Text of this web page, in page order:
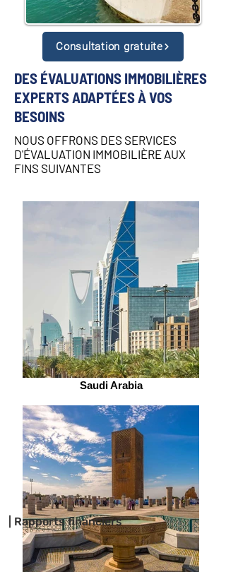
Consultation gratuite
DES ÉVALUATIONS IMMOBILIÈRES
EXPERTS ADAPTÉES À VOS
BESOINS
NOUS OFFRONS DES SERVICES
D'ÉVALUATION IMMOBILIÈRE AUX
FINS SUIVANTES
Saudi Arabia
| Rapports financiers